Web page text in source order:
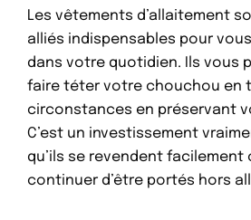
Les vêtements d’allaitement
alliés indispensables pour
dans votre quotidien. Ils vous
faire téter votre chouchou en
circonstances en préservant
C’est un investissement
qu’ils se revendent facilement
continuer d’être portés hors